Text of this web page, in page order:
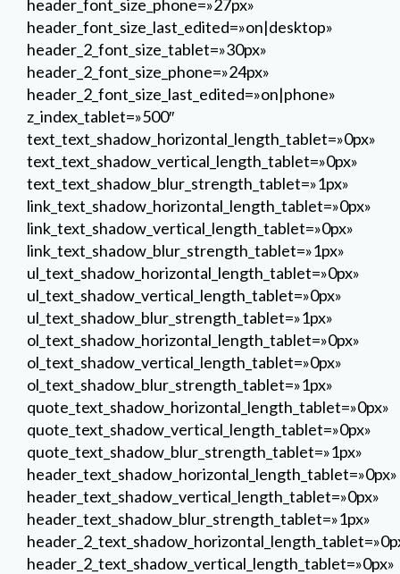
header_font_size_phone=»27px»
header_font_size_last_edited=»on|desktop»
header_2_font_size_tablet=»30px»
header_2_font_size_phone=»24px»
header_2_font_size_last_edited=»on|phone»
z_index_tablet=»500″
text_text_shadow_horizontal_length_tablet=»0px»
text_text_shadow_vertical_length_tablet=»0px»
text_text_shadow_blur_strength_tablet=»1px»
link_text_shadow_horizontal_length_tablet=»0px»
link_text_shadow_vertical_length_tablet=»0px»
link_text_shadow_blur_strength_tablet=»1px»
ul_text_shadow_horizontal_length_tablet=»0px»
ul_text_shadow_vertical_length_tablet=»0px»
ul_text_shadow_blur_strength_tablet=»1px»
ol_text_shadow_horizontal_length_tablet=»0px»
ol_text_shadow_vertical_length_tablet=»0px»
ol_text_shadow_blur_strength_tablet=»1px»
quote_text_shadow_horizontal_length_tablet=»0px»
quote_text_shadow_vertical_length_tablet=»0px»
quote_text_shadow_blur_strength_tablet=»1px»
header_text_shadow_horizontal_length_tablet=»0px»
header_text_shadow_vertical_length_tablet=»0px»
header_text_shadow_blur_strength_tablet=»1px»
header_2_text_shadow_vertical_length_tablet=»0px»